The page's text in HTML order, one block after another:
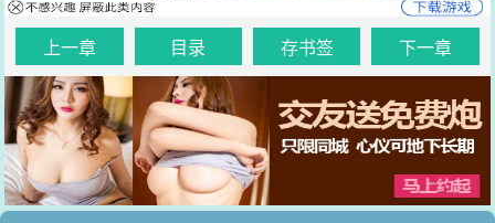
上一章 目录 存书签 下一章